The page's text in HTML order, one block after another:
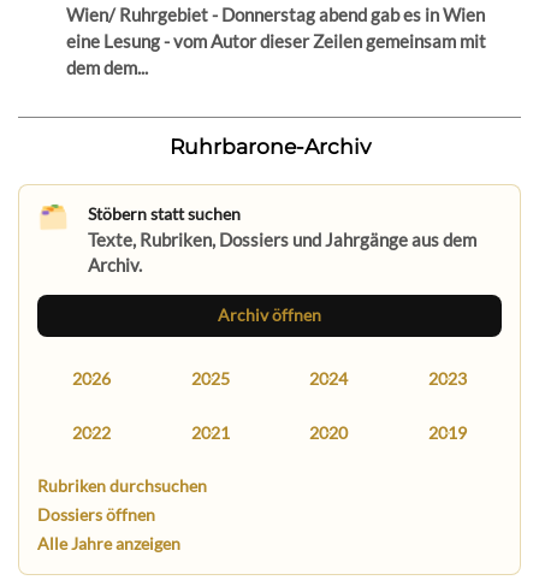
Wien/ Ruhrgebiet - Donnerstag abend gab es in Wien
eine Lesung - vom Autor dieser Zeilen gemeinsam mit
dem dem...
Ruhrbarone-Archiv
Stöbern statt suchen
Texte, Rubriken, Dossiers und Jahrgänge aus dem
Archiv.
Archiv öffnen
2026 2025 2024 2023
2022 2021 2020 2019
Rubriken durchsuchen
Dossiers öffnen
Alle Jahre anzeigen